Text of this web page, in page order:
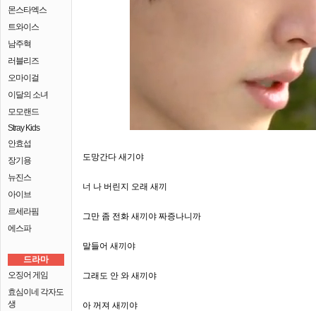
몬스타엑스
트와이스
남주혁
러블리즈
오마이걸
이달의 소녀
모모랜드
Stray Kids
안효섭
장기용
뉴진스
아이브
르세라핌
에스파
드라마
오징어 게임
효심이네 각자도
생
도망간다 새기야
너 나 버린지 오래 새끼
그만 좀 전화 새끼야 짜증나니까
말들어 새끼야
그래도 안 와 새끼야
아 꺼져 새끼야